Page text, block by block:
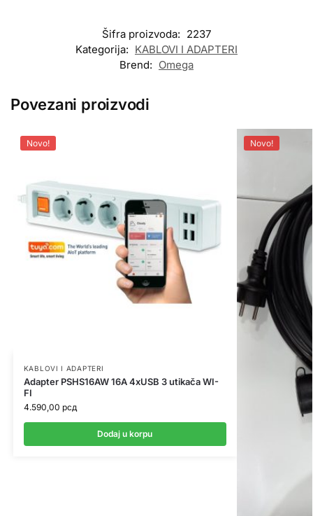
Šifra proizvoda: 2237
Kategorija: KABLOVI I ADAPTERI
Brend: Omega
Povezani proizvodi
Novo!
KABLOVI I ADAPTERI
Adapter PSHS16AW 16A 4xUSB 3 utikača WI-
FI
4.590,00 рсд
Dodaj u korpu
Novo!